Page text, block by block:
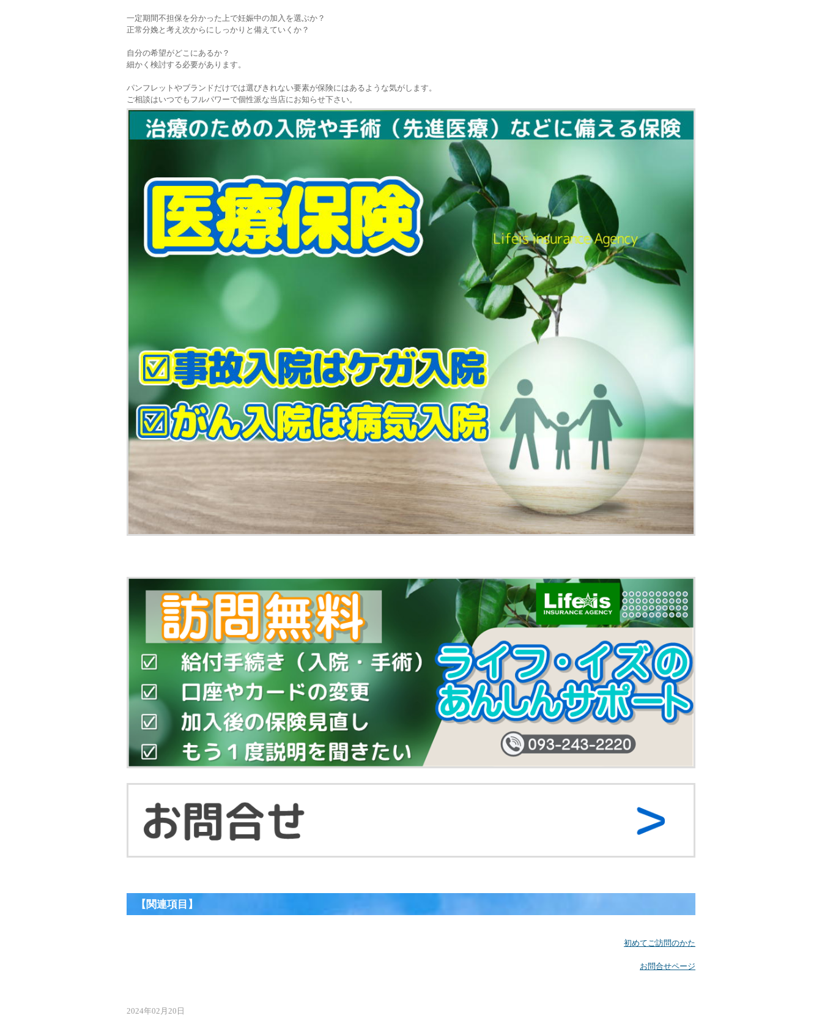
一定期間不担保を分かった上で妊娠中の加入を選ぶか？
正常分娩と考え次からにしっかりと備えていくか？
自分の希望がどこにあるか？
細かく検討する必要があります。
パンフレットやブランドだけでは選びきれない要素が保険にはあるような気がします。
ご相談はいつでもフルパワーで個性派な当店にお知らせ下さい。
【関連項目】
初めてご訪問のかた
お問合せページ
2024年02月20日